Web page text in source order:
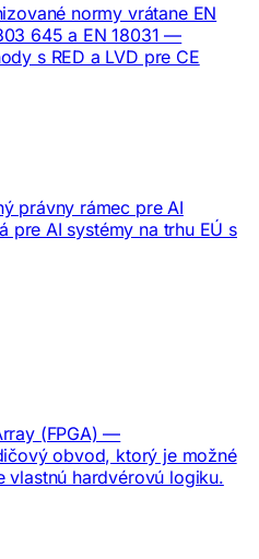
normy vrátane EN
645 a EN 18031 —
s RED a LVD pre CE
právny rámec pre AI
pre AI systémy na trhu EÚ s
(FPGA) —
obvod, ktorý je možné
hardvérovú logiku.